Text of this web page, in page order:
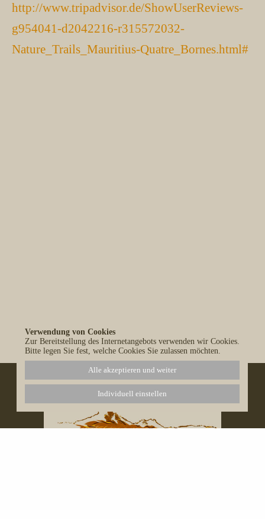
http://www.tripadvisor.de/ShowUserReviews-
g954041-d2042216-r315572032-
Nature_Trails_Mauritius-Quatre_Bornes.html#
Alle Blog-Einträge anzeigen
Verwendung von Cookies
Zur Bereitstellung des Internetangebots verwenden wir Cookies.
Bitte legen Sie fest, welche Cookies Sie zulassen möchten.
Alle akzeptieren und weiter
Individuell einstellen